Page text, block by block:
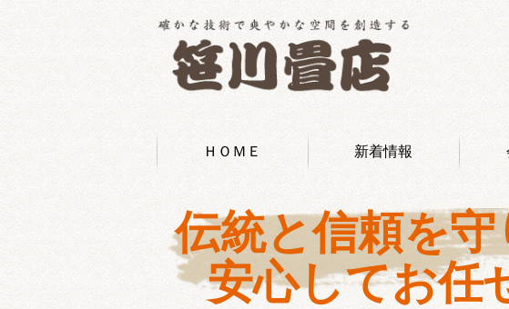
ＨＯＭＥ 新着情報
伝統と信頼を守
安心してお任